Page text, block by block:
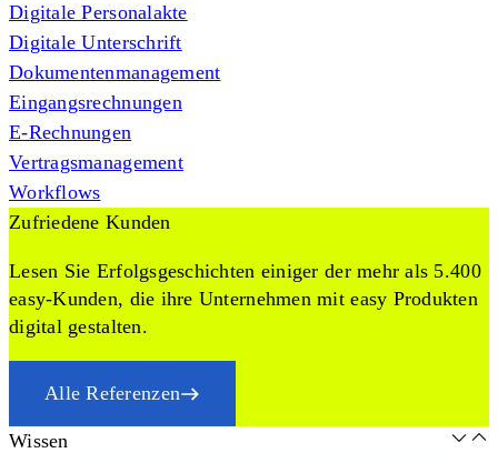
Digitale Personalakte
Digitale Unterschrift
Dokumentenmanagement
Eingangsrechnungen
E-Rechnungen
Vertragsmanagement
Workflows
Zufriedene Kunden
Lesen Sie Erfolgsgeschichten einiger der mehr als 5.400
easy-Kunden, die ihre Unternehmen mit easy Produkten
digital gestalten.
Alle Referenzen
Wissen